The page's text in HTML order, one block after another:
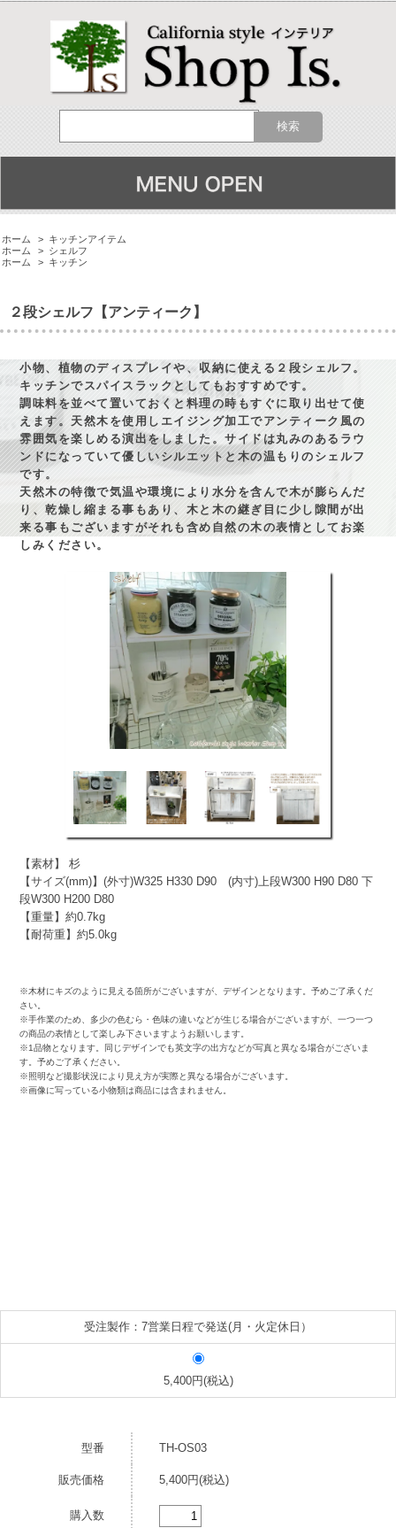
ホーム > キッチンアイテム
ホーム
> シェルフ
ホーム
> キッチン
２段シェルフ【アンティーク】
小物、植物のディスプレイや、収納に使える２段シェルフ。
キッチンでスパイスラックとしてもおすすめです。
調味料を並べて置いておくと料理の時もすぐに取り出せて使
えます。天然木を使用しエイジング加工でアンティーク風の
雰囲気を楽しめる演出をしました。サイドは丸みのあるラウ
ンドになっていて優しいシルエットと木の温もりのシェルフ
です。
天然木の特徴で気温や環境により水分を含んで木が膨らんだ
り、乾燥し縮まる事もあり、木と木の継ぎ目に少し隙間が出
来る事もございますがそれも含め自然の木の表情としてお楽
しみください。
【素材】 杉
【サイズ(mm)】(外寸)W325 H330 D90 (内寸)上段W300 H90 D80 下
段W300 H200 D80
【重量】約0.7kg
【耐荷重】約5.0kg
※木材にキズのように見える箇所がございますが、デザインとなります。予めご了承くだ
さい。
※手作業のため、多少の色むら・色味の違いなどが生じる場合がございますが、一つ一つ
の商品の表情として楽しみ下さいますようお願いします。
※1品物となります。同じデザインでも英文字の出方などが写真と異なる場合がございま
す。予めご了承ください。
※照明など撮影状況により見え方が実際と異なる場合がございます。
※画像に写っている小物類は商品には含まれません。
受注製作：7営業日程で発送(月・火定休日）
5,400円(税込)
型番 TH-OS03
販売価格 5,400円(税込)
購入数